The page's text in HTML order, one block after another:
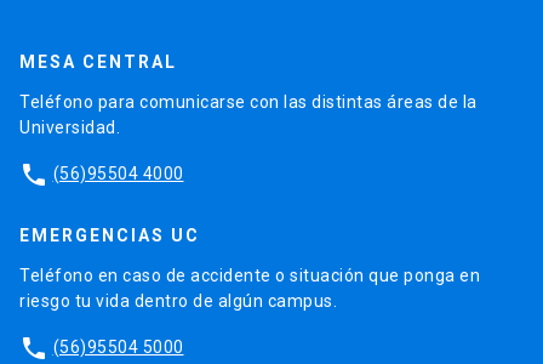
MESA CENTRAL
Teléfono para comunicarse con las distintas áreas de la
Universidad.
phone (56)95504 4000
EMERGENCIAS UC
Teléfono en caso de accidente o situación que ponga en
riesgo tu vida dentro de algún campus.
phone (56)95504 5000